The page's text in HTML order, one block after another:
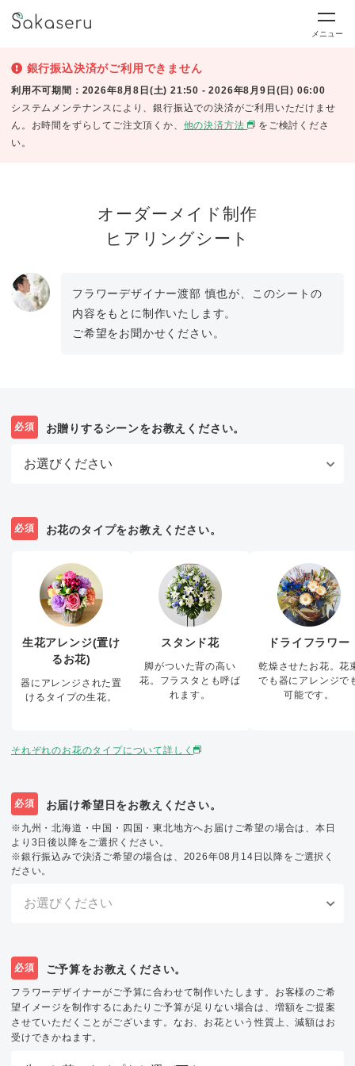
メニュー
銀行振込決済がご利用できません
利用不可期間：2026年8月8日(土) 21:50 - 2026年8月9日(日) 06:00
システムメンテナンスにより、銀行振込での決済がご利用いただけませ
ん。お時間をずらしてご注文頂くか、 他の決済方法
をご検討くださ
い。
オーダーメイド制作
ヒアリングシート
フラワーデザイナー渡部 慎也が、このシートの
内容をもとに制作いたします。
ご希望をお聞かせください。
必須 お贈りするシーンをお教えください。
必須 お花のタイプをお教えください。
生花アレンジ(置け
るお花)
器にアレンジされた置
けるタイプの生花。
スタンド花
脚がついた背の高い
花。フラスタとも呼ば
れます。
ドライフラワー
乾燥させたお花。花
でも器にアレンジで
可能です。
それぞれのお花のタイプについて詳しく
必須 お届け希望日をお教えください。
※九州・北海道・中国・四国・東北地方へお届けご希望の場合は、本日
より3日後以降をご選択ください。
※銀行振込みで決済ご希望の場合は、2026年08月14日以降をご選択く
ださい。
必須 ご予算をお教えください。
フラワーデザイナーがご予算に合わせて制作いたします。お客様のご希
望イメージを制作するにあたりご予算が足りない場合は、増額をご提案
させていただくことがございます。なお、お花という性質上、減額はお
受けできかねます。